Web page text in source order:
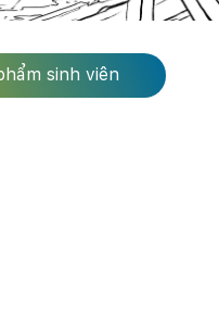
sinh viên